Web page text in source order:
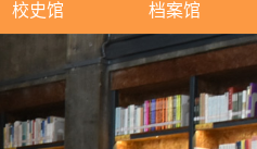
校史馆 档案馆